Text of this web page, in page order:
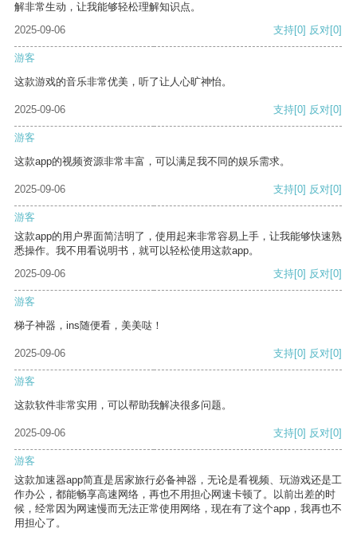
解非常生动，让我能够轻松理解知识点。
2025-09-06
支持[0] 反对[0]
游客
这款游戏的音乐非常优美，听了让人心旷神怡。
2025-09-06 支持[0] 反对[0]
游客
这款app的视频资源非常丰富，可以满足我不同的娱乐需求。
2025-09-06 支持[0] 反对[0]
游客
这款app的用户界面简洁明了，使用起来非常容易上手，让我能够快速熟
悉操作。我不用看说明书，就可以轻松使用这款app。
2025-09-06
支持[0] 反对[0]
游客
梯子神器，ins随便看，美美哒！
2025-09-06 支持[0] 反对[0]
游客
这款软件非常实用，可以帮助我解决很多问题。
2025-09-06 支持[0] 反对[0]
游客
这款加速器app简直是居家旅行必备神器，无论是看视频、玩游戏还是工
作办公，都能畅享高速网络，再也不用担心网速卡顿了。以前出差的时
候，经常因为网速慢而无法正常使用网络，现在有了这个app，我再也不
用担心了。